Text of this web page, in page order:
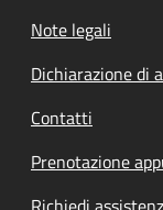
Note legali
Dichiarazione di
Contatti
Prenotazione